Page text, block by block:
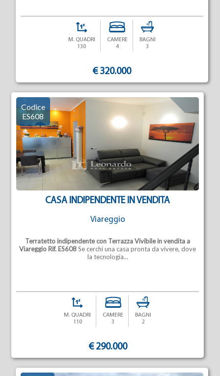
M. QUADRI
130
CAMERE
4
BAGNI
3
€ 320.000
CASA INDIPENDENTE IN VENDITA
Viareggio
Codice
ES608
Terratetto indipendente con Terrazza Vivibile in vendita a
Viareggio Rif. ES608Se cerchi una casa pronta da vivere, dove
la tecnologia...
M. QUADRI
110
CAMERE
3
BAGNI
2
€ 290.000